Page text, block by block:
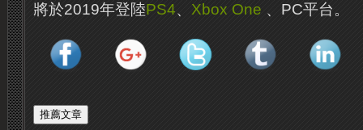
將於2019年登陸PS4、 Xbox One 、PC平台。